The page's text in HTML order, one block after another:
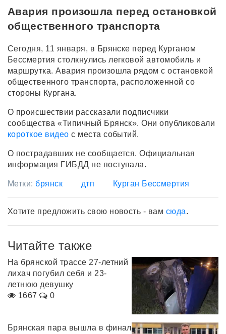
Авария произошла перед остановкой
общественного транспорта
Сегодня, 11 января, в Брянске перед Курганом
Бессмертия столкнулись легковой автомобиль и
маршрутка. Авария произошла рядом с остановкой
общественного транспорта, расположенной со
стороны Кургана.
О происшествии рассказали подписчики
сообщества «Типичный Брянск». Они опубликовали
короткое видео с места событий.
О пострадавших не сообщается. Официальная
информация ГИБДД не поступала.
Метки: брянск дтп Курган Бессмертия
Хотите предложить свою новость - вам сюда.
Читайте также
На брянской трассе 27-летний
лихач погубил себя и 23-
летнюю девушку
1667
0
Брянская пара вышла в финал